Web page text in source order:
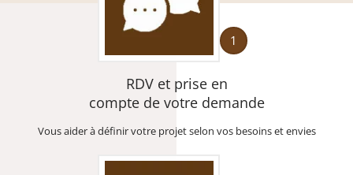
1
RDV et prise en
compte de votre demande
Vous aider à définir votre projet selon vos besoins et envies